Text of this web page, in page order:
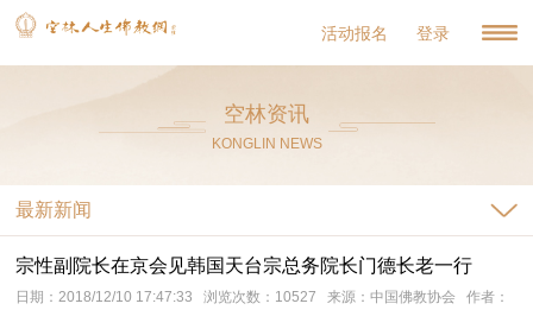
活动报名 登录
空林资讯
KONGLIN NEWS
最新新闻
宗性副院长在京会见韩国天台宗总务院长门德长老一行
日期：2018/12/10 17:47:33 浏览次数：10527 来源：中国佛教协会 作者：